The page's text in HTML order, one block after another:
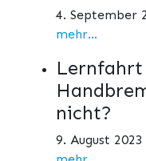
4. September
mehr...
nicht?
9. August 2023